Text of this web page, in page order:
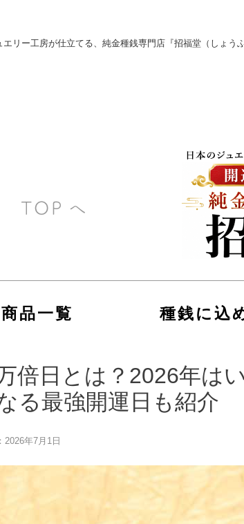
エリー工房が仕立てる、純金種銭専門店『招福堂（しょう
品一覧 種銭に込
倍日とは？2026年は
る最強開運日も紹介
2026年7月1日